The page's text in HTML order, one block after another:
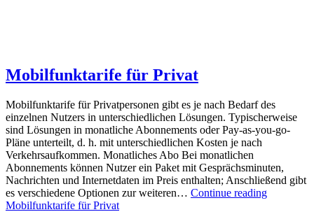
Mobilfunktarife für Privat
Mobilfunktarife für Privatpersonen gibt es je nach Bedarf des
einzelnen Nutzers in unterschiedlichen Lösungen. Typischerweise
sind Lösungen in monatliche Abonnements oder Pay-as-you-go-
Pläne unterteilt, d. h. mit unterschiedlichen Kosten je nach
Verkehrsaufkommen. Monatliches Abo Bei monatlichen
Abonnements können Nutzer ein Paket mit Gesprächsminuten,
Nachrichten und Internetdaten im Preis enthalten; Anschließend gibt
es verschiedene Optionen zur weiteren… Continue reading
Mobilfunktarife für Privat